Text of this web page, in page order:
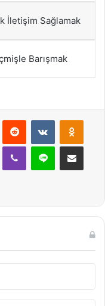
İletişim Sağlamak
Barışmak
Reddit VKontakte
Viber Line E-Posta ile